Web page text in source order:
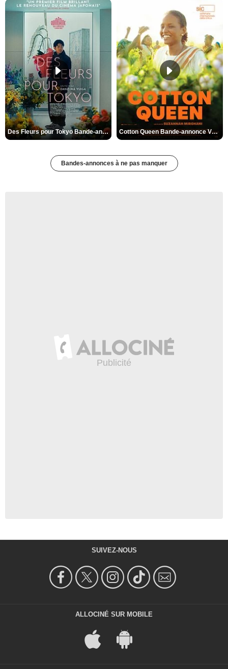
Des Fleurs pour Tokyo Bande-annonce VO STFR Cotton Queen Bande-annonce VO STFR
Bandes-annonces à ne pas manquer
SUIVEZ-NOUS
ALLOCINÉ SUR MOBILE